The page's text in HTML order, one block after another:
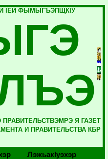
IЕЙ ФЫМЫГЪЭПЩКIУ
Я ГАЗЕТ
И ПРАВИТЕЛЬСТВА КБР
Лэжьакlуэхэр